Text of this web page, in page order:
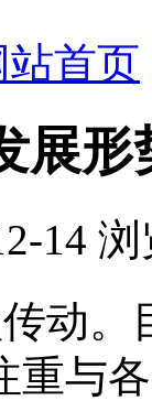
站首页
展形
14
动。
重与